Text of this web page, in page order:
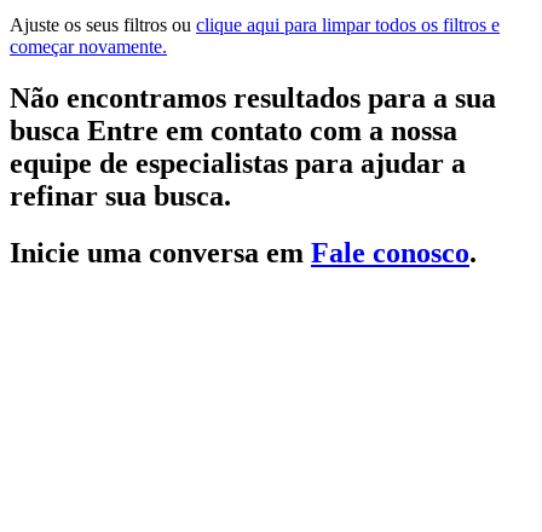
Ajuste os seus filtros ou clique aqui para limpar todos os filtros e
começar novamente.
Não encontramos resultados para a sua
busca Entre em contato com a nossa
equipe de especialistas para ajudar a
refinar sua busca.
Inicie uma conversa em Fale conosco.